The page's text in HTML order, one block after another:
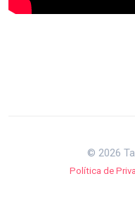
© 2026
Política de